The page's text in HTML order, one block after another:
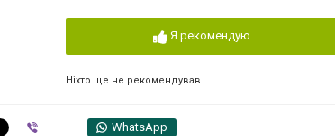
Я рекомендую
Ніхто ще не рекомендував
WhatsApp